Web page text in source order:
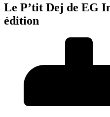
Le P’tit Dej de EG
édition